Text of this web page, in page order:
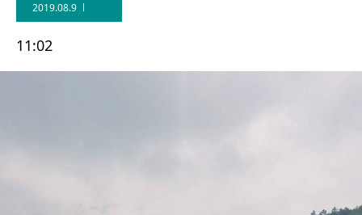
2019.08.9
11:02